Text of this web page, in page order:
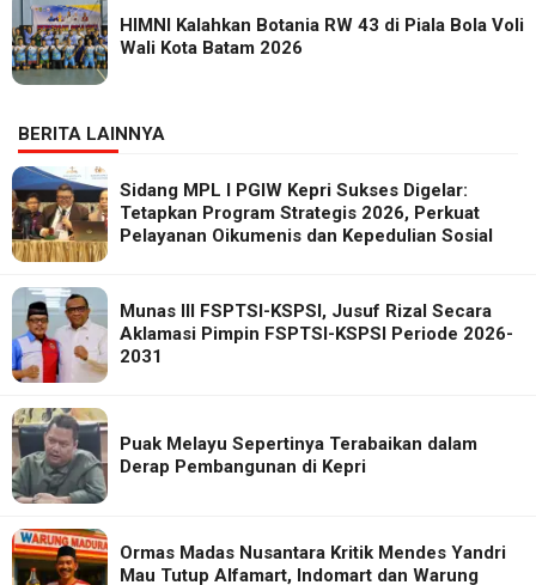
HIMNI Kalahkan Botania RW 43 di Piala Bola Voli
Wali Kota Batam 2026
BERITA LAINNYA
Sidang MPL I PGIW Kepri Sukses Digelar:
Tetapkan Program Strategis 2026, Perkuat
Pelayanan Oikumenis dan Kepedulian Sosial
Munas III FSPTSI-KSPSI, Jusuf Rizal Secara
Aklamasi Pimpin FSPTSI-KSPSI Periode 2026-
2031
Puak Melayu Sepertinya Terabaikan dalam
Derap Pembangunan di Kepri
Ormas Madas Nusantara Kritik Mendes Yandri
Mau Tutup Alfamart, Indomart dan Warung